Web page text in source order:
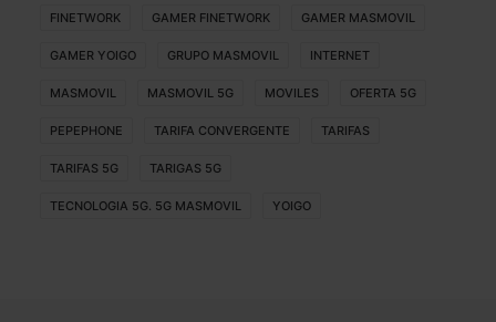
FINETWORK GAMER FINETWORK GAMER MASMOVIL
GAMER YOIGO GRUPO MASMOVIL INTERNET
MASMOVIL MASMOVIL 5G MOVILES OFERTA 5G
PEPEPHONE TARIFA CONVERGENTE TARIFAS
TARIFAS 5G TARIGAS 5G
TECNOLOGIA 5G. 5G MASMOVIL YOIGO